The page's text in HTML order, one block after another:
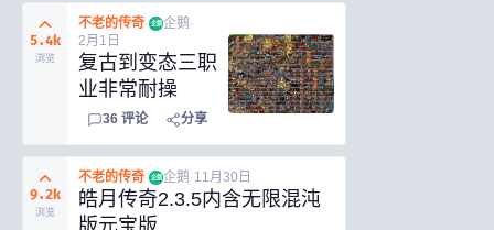
5.4k
浏览
不老的传奇· 企鹅 企鹅·
2月1日
复古到变态三职
业非常耐操
36 评论 分享
9.2k
浏览
不老的传奇· 企鹅 企鹅·11月30日
皓月传奇2.3.5内含无限混沌
版元宝版